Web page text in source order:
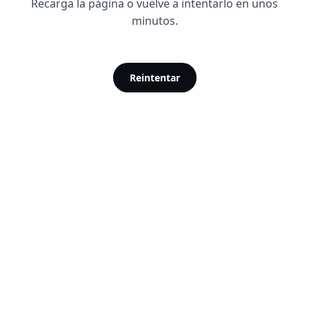
Recarga la página o vuelve a intentarlo en unos
minutos.
Reintentar